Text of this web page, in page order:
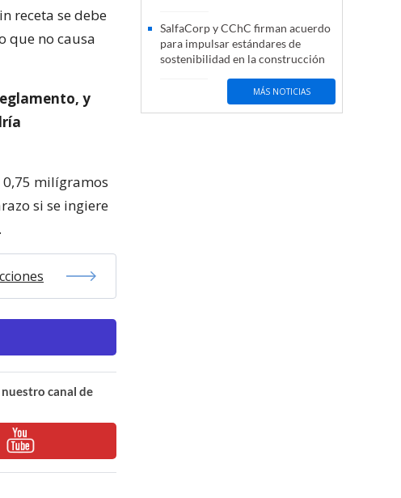
receta se debe
que no causa
y
0,75 milígramos
si se ingiere
canal de
SalfaCorp y CChC firman acuerdo
para impulsar estándares de
sostenibilidad en la construcción
MÁS NOTICIAS